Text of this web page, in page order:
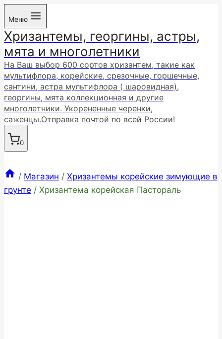
Перейти
содержимому
Меню
Хризантемы, георгины, астры,
мята и многолетники
На Ваш выбор 600 сортов хризантем, такие как
мультифлора, корейские, срезочные, горшечные,
сантини, астра мультифлора ( шаровидная),
георгины, мята коллекционная и другие
многолетники. Укорененные черенки,
саженцы.Отправка почтой по всей России!
0
/ Магазин / Хризантемы корейские зимующие в
грунте / Хризантема корейская Пастораль